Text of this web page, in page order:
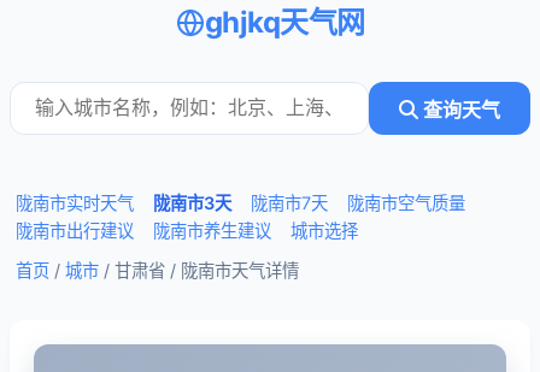
ghjkq天气网
查询天气
陇南市实时天气 陇南市3天 陇南市7天
陇南市空气质量
陇南市出行建议
陇南市养生建议
城市选择
首页 / 城市 / 甘肃省 / 陇南市天气详情